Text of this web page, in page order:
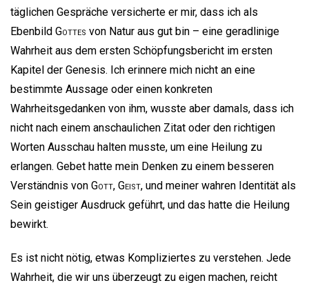
täglichen Gespräche versicherte er mir, dass ich als
Ebenbild Gottes von Natur aus gut bin – eine geradlinige
Wahrheit aus dem ersten Schöpfungsbericht im ersten
Kapitel der Genesis. Ich erinnere mich nicht an eine
bestimmte Aussage oder einen konkreten
Wahrheitsgedanken von ihm, wusste aber damals, dass ich
nicht nach einem anschaulichen Zitat oder den richtigen
Worten Ausschau halten musste, um eine Heilung zu
erlangen. Gebet hatte mein Denken zu einem besseren
Verständnis von Gott, Geist, und meiner wahren Identität als
Sein geistiger Ausdruck geführt, und das hatte die Heilung
bewirkt.
Es ist nicht nötig, etwas Kompliziertes zu verstehen. Jede
Wahrheit, die wir uns überzeugt zu eigen machen, reicht